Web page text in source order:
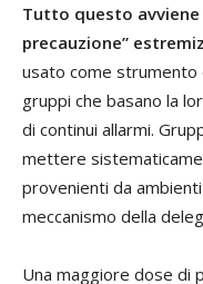
Tutto questo avviene
precauzione”
usato come strumento
gruppi che basano la
di continui allarmi.
mettere
provenienti da
meccanismo della
Una maggiore dose di